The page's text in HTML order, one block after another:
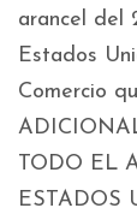
arancel del
Estados
Comercio
TODO EL
ESTADOS